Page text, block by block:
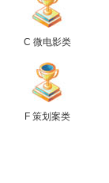
C 微电影类
F 策划案类